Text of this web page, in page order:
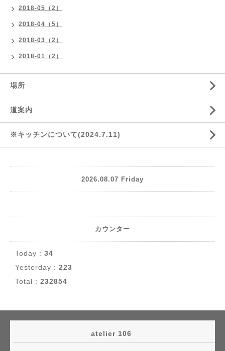
2018-05（2）
2018-04（5）
2018-03（2）
2018-01（2）
場所
道案内
※キッチンについて(2024.7.11)
2026.08.07 Friday
カウンター
Today : 34
Yesterday : 223
Total : 232854
atelier 106